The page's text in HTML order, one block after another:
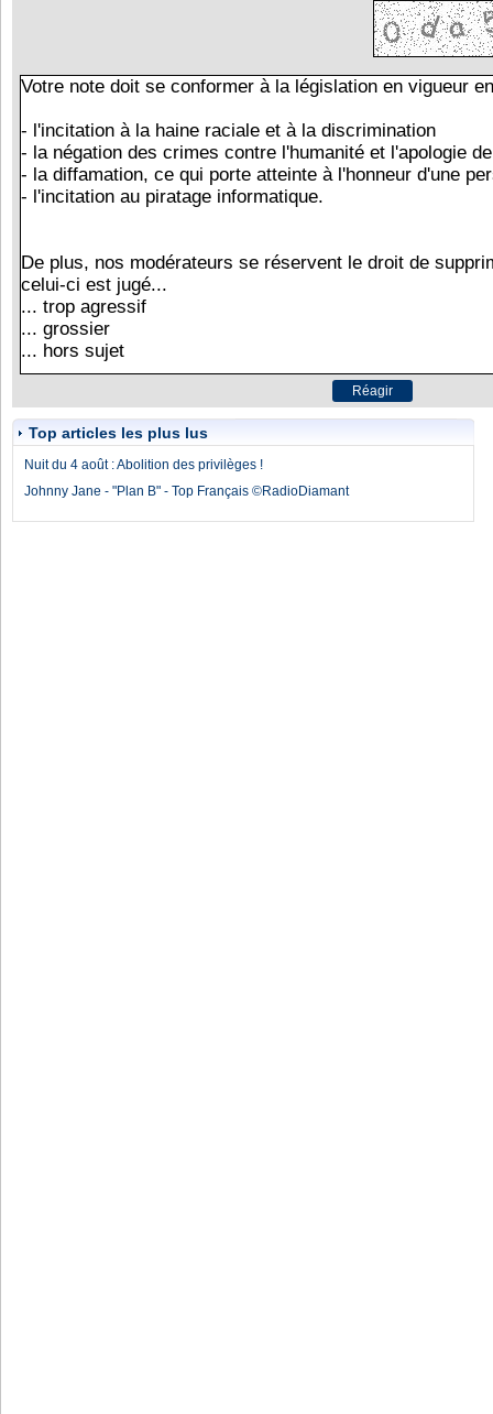
Top articles les plus lus
Nuit du 4 août : Abolition des privilèges !
Johnny Jane - "Plan B" - Top Français ©RadioDiamant